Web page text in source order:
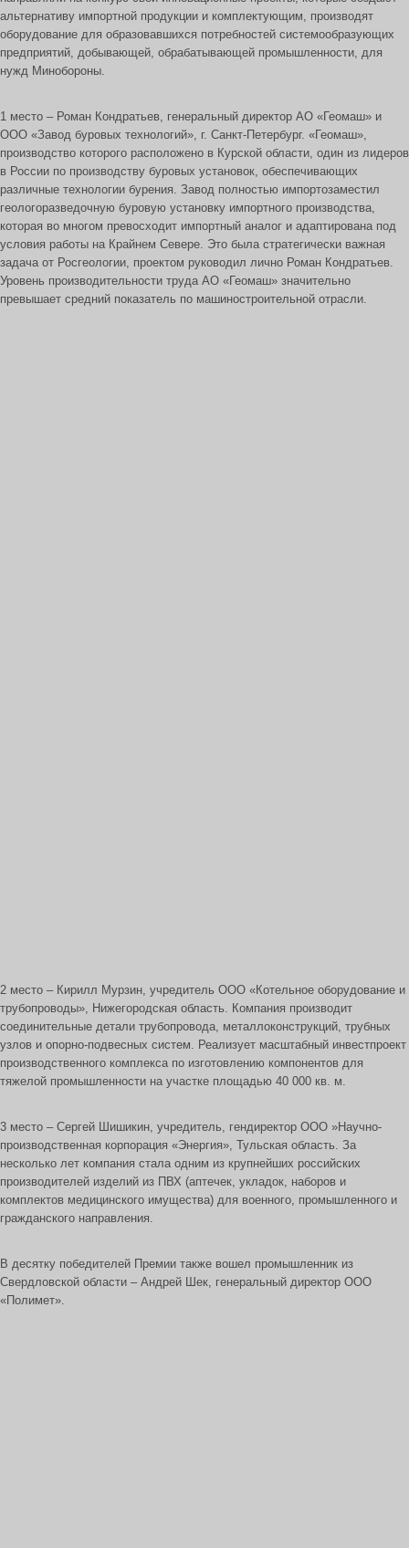
альтернативу импортной продукции и комплектующим, производят
оборудование для образовавшихся потребностей системообразующих
предприятий, добывающей, обрабатывающей промышленности, для
нужд Минобороны.
1 место – Роман Кондратьев, генеральный директор АО «Геомаш» и
ООО «Завод буровых технологий», г. Санкт-Петербург. «Геомаш»,
производство которого расположено в Курской области, один из лидеров
в России по производству буровых установок, обеспечивающих
различные технологии бурения. Завод полностью импортозаместил
геологоразведочную буровую установку импортного производства,
которая во многом превосходит импортный аналог и адаптирована под
условия работы на Крайнем Севере. Это была стратегически важная
задача от Росгеологии, проектом руководил лично Роман Кондратьев.
Уровень производительности труда АО «Геомаш» значительно
превышает средний показатель по машиностроительной отрасли.
2 место – Кирилл Мурзин, учредитель ООО «Котельное оборудование и
трубопроводы», Нижегородская область. Компания производит
соединительные детали трубопровода, металлоконструкций, трубных
узлов и опорно-подвесных систем. Реализует масштабный инвестпроект
производственного комплекса по изготовлению компонентов для
тяжелой промышленности на участке площадью 40 000 кв. м.
3 место – Сергей Шишикин, учредитель, гендиректор ООО »Научно-
производственная корпорация «Энергия», Тульская область. За
несколько лет компания стала одним из крупнейших российских
производителей изделий из ПВХ (аптечек, укладок, наборов и
комплектов медицинского имущества) для военного, промышленного и
гражданского направления.
В десятку победителей Премии также вошел промышленник из
Свердловской области – Андрей Шек, генеральный директор ООО
«Полимет».